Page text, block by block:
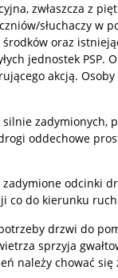
zwłaszcza z
słuchaczy w
oraz
jednostek PSP.
akcją.
zadymionych,
oddechowe
odcinki
co do kierunku
drzwi do
sprzyja
należy chować się